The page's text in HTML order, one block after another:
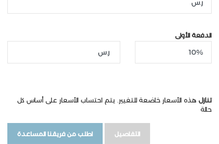
الدفعة الأولى
تنازل هذه الأسعار خاضعة للتغيير. يتم احتساب الأسعار على أساس كل
حالة
اطلب من فريقنا المساعدة التفاصيل